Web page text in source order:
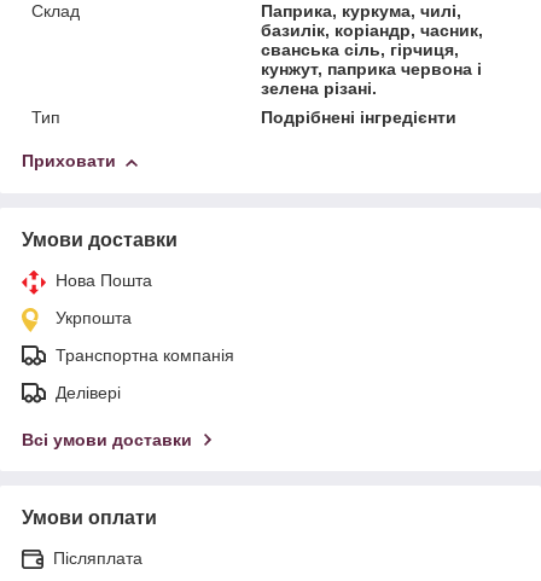
Склад
Паприка, куркума, чилі,
базилік, коріандр, часник,
сванська сіль, гірчиця,
кунжут, паприка червона і
зелена різані.
Тип
Подрібнені інгредієнти
Приховати
Умови доставки
Нова Пошта
Укрпошта
Транспортна компанія
Делівері
Всі умови доставки
Умови оплати
Післяплата